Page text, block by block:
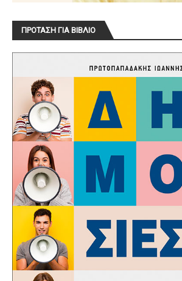
ΠΡΟΤΑΣΗ ΓΙΑ ΒΙΒΛΙΟ